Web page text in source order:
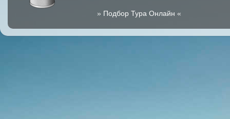
» Подбор Тура Онлайн «